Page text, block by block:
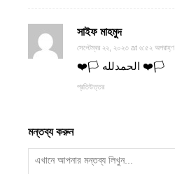
সাইফ মাহমুদ
সেপ্টেম্বর ২২, ২০২৩ at ৬:৫২ অপরাহ্ণ
❤️🏳️ الحمدلله ❤️🏳️
প্রতিউত্তর
মন্তব্য করুন